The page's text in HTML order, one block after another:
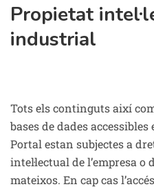
Propietat
industrial
Tots els continguts així
bases de dades
Portal estan subjectes a
intel·lectual de l’empresa
mateixos. En cap cas